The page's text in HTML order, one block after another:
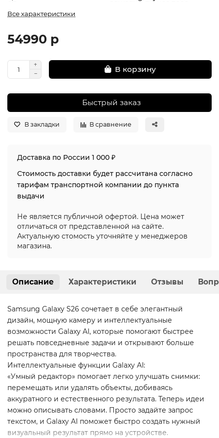
Все характеристики
54990 р
В корзину
Быстрый заказ
В закладки В сравнение
Доставка по России 1 000 ₽
Стоимость доставки будет рассчитана согласно
тарифам транспортной компании до пункта
выдачи
Не является публичной офертой. Цена может
отличаться от представленной на сайте.
Актуальную стомость уточняйте у менеджеров
магазина.
Описание Характеристики Отзывы
Samsung Galaxy S26 сочетает в себе элегантный
дизайн, мощную камеру и интеллектуальные
возможности Galaxy AI, которые помогают быстрее
решать повседневные задачи и открывают больше
пространства для творчества.
Интеллектуальные функции Galaxy AI:
«Умный редактор» помогает легко улучшать снимки:
перемещать или удалять объекты, добиваясь
аккуратного и естественного результата. Теперь идеи
можно описывать словами. Просто задайте запрос
текстом, и Galaxy AI поможет быстро создать нужный
визуальный результат прямо на устройстве.